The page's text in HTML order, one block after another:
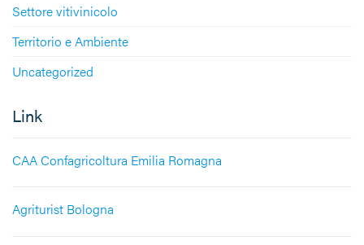
Settore vitivinicolo
Territorio e Ambiente
Uncategorized
Link
CAA Confagricoltura Emilia Romagna
Agriturist Bologna